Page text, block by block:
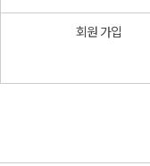
회원 가입